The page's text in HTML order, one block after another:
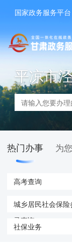
国家政务服务平台
平凉市
热门办事 为
高考查询
城乡居民社会保
录查询
社保业务